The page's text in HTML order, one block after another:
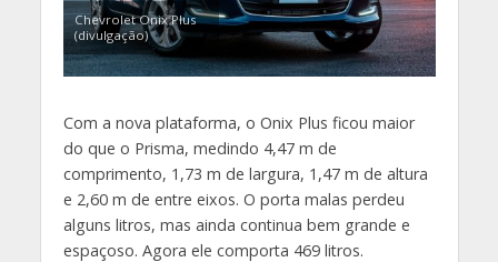
Chevrolet Onix Plus
(divulgação)
Com a nova plataforma, o Onix Plus ficou maior
do que o Prisma, medindo 4,47 m de
comprimento, 1,73 m de largura, 1,47 m de altura
e 2,60 m de entre eixos. O porta malas perdeu
alguns litros, mas ainda continua bem grande e
espaçoso. Agora ele comporta 469 litros.